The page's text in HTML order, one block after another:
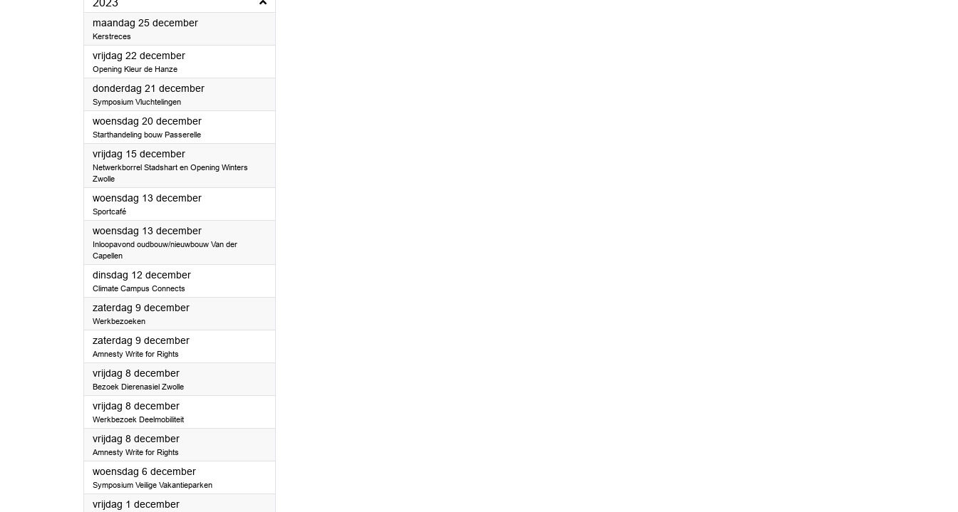
2023
maandag 25 december2023
Kerstreces
vrijdag 22 december2023
Opening Kleur de Hanze
donderdag 21 december2023
Symposium Vluchtelingen
woensdag 20 december2023
Starthandeling bouw Passerelle
vrijdag 15 december2023
Netwerkborrel Stadshart en Opening Winters
Zwolle
woensdag 13 december2023
Sportcafé
woensdag 13 december2023
Inloopavond oudbouw/nieuwbouw Van der
Capellen
dinsdag 12 december2023
Climate Campus Connects
zaterdag 9 december2023
Werkbezoeken
zaterdag 9 december2023
Amnesty Write for Rights
vrijdag 8 december2023
Bezoek Dierenasiel Zwolle
vrijdag 8 december2023
Werkbezoek Deelmobiliteit
vrijdag 8 december2023
Amnesty Write for Rights
woensdag 6 december2023
Symposium Veilige Vakantieparken
vrijdag 1 december2023